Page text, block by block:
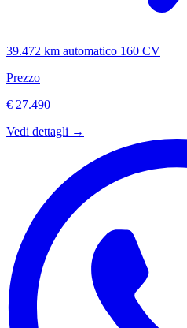
39.472 km automatico 160 CV
Prezzo
€ 27.490
Vedi dettagli →